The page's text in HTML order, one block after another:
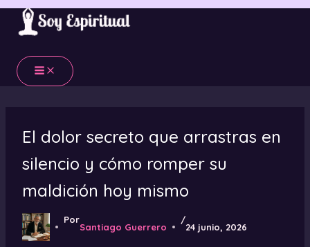
Ir
contenido
El dolor secreto que arrastras en
silencio y cómo romper su
maldición hoy mismo
Por
Santiago Guerrero
/
24 junio, 2026